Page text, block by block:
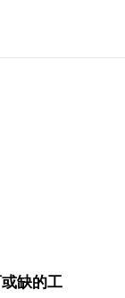
缺的工